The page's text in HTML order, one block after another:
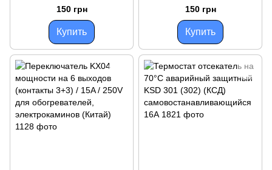
выходов 3*2)
150 грн
Купить
выхода (контакты 3+0) / 16A /
250V для
обогревателей,каминов
150 грн
Купить